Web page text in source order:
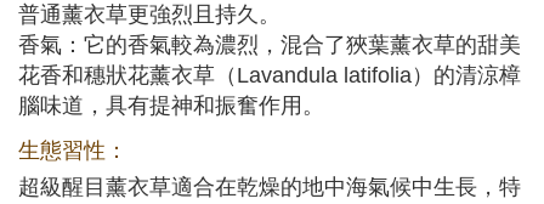
普通薰衣草更強烈且持久。
香氣：它的香氣較為濃烈，混合了狹葉薰衣草的甜美
花香和穗狀花薰衣草（Lavandula latifolia）的清涼樟
腦味道，具有提神和振奮作用。
生態習性：
超級醒目薰衣草適合在乾燥的地中海氣候中生長，特